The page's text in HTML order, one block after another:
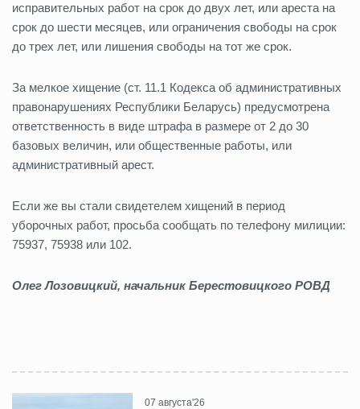
исправительных работ на срок до двух лет, или ареста на
срок до шести месяцев, или ограничения свободы на срок
до трех лет, или лишения свободы на тот же срок.
За мелкое хищение (ст. 11.1 Кодекса об административных
правонарушениях Республики Беларусь) предусмотрена
ответственность в виде штрафа в размере от 2 до 30
базовых величин, или общественные работы, или
административный арест.
Если же вы стали свидетелем хищений в период
уборочных работ, просьба сообщать по телефону милиции:
75937, 75938 или 102.
Олег Лозовицкий, начальник Берестовицкого РОВД
07 августа'26